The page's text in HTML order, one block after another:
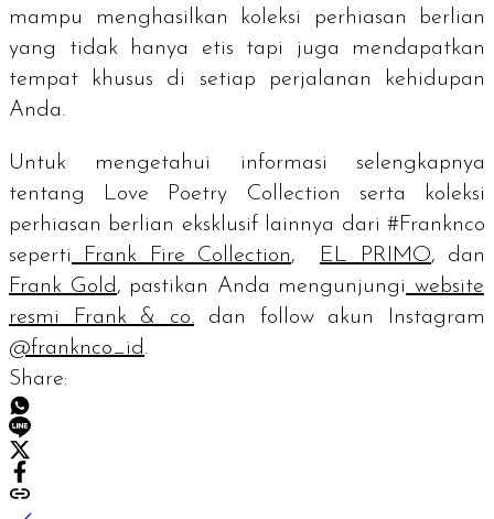
mampu menghasilkan koleksi perhiasan berlian
yang tidak hanya etis tapi juga mendapatkan
tempat khusus di setiap perjalanan kehidupan
Anda.
Untuk mengetahui informasi selengkapnya
tentang Love Poetry Collection serta koleksi
perhiasan berlian eksklusif lainnya dari #Franknco
seperti
Frank Fire Collection, EL PRIMO, dan
Frank Gold, pastikan Anda mengunjungi website
resmi Frank & co. dan followakun Instagram
@franknco_id.
Share: